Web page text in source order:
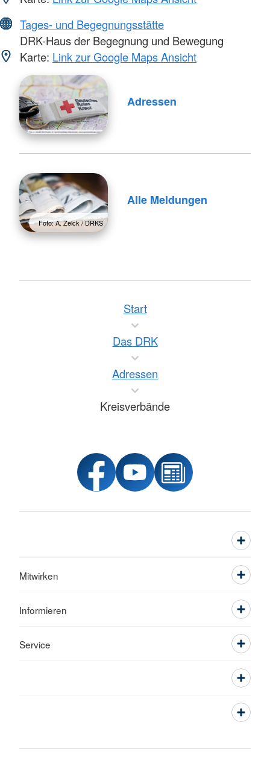
Tages- und Begegnungsstätte
DRK-Haus der Begegnung und Bewegung
Karte: Link zur Google Maps Ansicht
Adressen
Foto: A. Zelck / DRKS
Alle Meldungen
Start
Das DRK
Adressen
Kreisverbände
Mitwirken
Informieren
Service